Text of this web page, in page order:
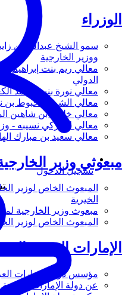
الوزراء
سمو الشيخ عبدالله بن
ووزير الخارجية
معالي ريم بنت إبراهيم
الدولي
معالي نورة بنت محمد
معالي الشيخ شخبوط بن
معالي خليفة بن شاهين
معالي لانا زكي نسيبه -
معالي سعيد بن مبارك
مبعوثي وزير
المبعوث الخاص لوزير
الخيرية
مبعوث وزير الخارجية
المبعوث الخاص لوزير
الإمارات العربية
مؤسس دولة الإمارات
عن دولة الإمارات العربية
تسجيل الدخول